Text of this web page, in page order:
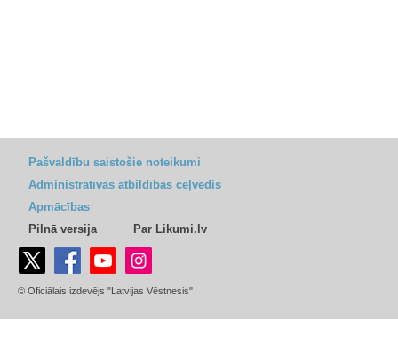
Pašvaldību saistošie noteikumi
Administratīvās atbildības ceļvedis
Apmācības
Pilnā versija
Par Likumi.lv
© Oficiālais izdevējs "Latvijas Vēstnesis"